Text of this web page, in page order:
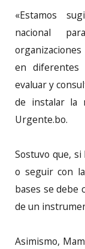
«Estamos
nacional
en diferentes
evaluar y
de instalar la
Urgente.bo.
Sostuvo que,
o seguir con
bases se debe
de un
Asimismo,